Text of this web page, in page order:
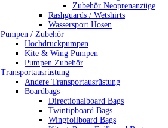
Zubehör Neoprenanzüge
Rashguards / Wetshirts
Wassersport Hosen
Pumpen / Zubehör
Hochdruckpumpen
Kite & Wing Pumpen
Pumpen Zubehör
Transportausrüstung
Andere Transportausrüstung
Boardbags
Directionalboard Bags
Twintipboard Bags
Wingfoilboard Bags